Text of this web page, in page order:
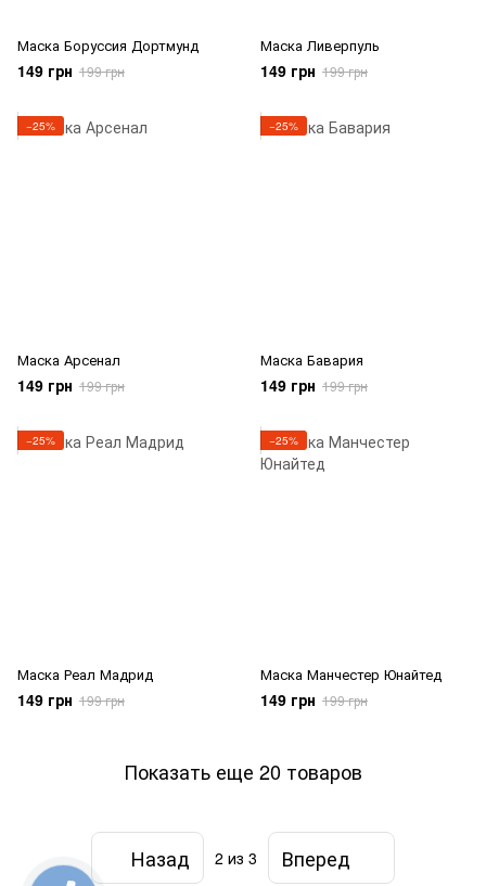
Маска Боруссия Дортмунд
149 грн 199 грн
Маска Ливерпуль
149 грн 199 грн
−25%
Маска Арсенал
149 грн 199 грн
−25%
Маска Бавария
149 грн 199 грн
−25%
Маска Реал Мадрид
149 грн 199 грн
−25%
Маска Манчестер Юнайтед
149 грн 199 грн
Показать еще 20 товаров
Назад 2 из 3 Вперед